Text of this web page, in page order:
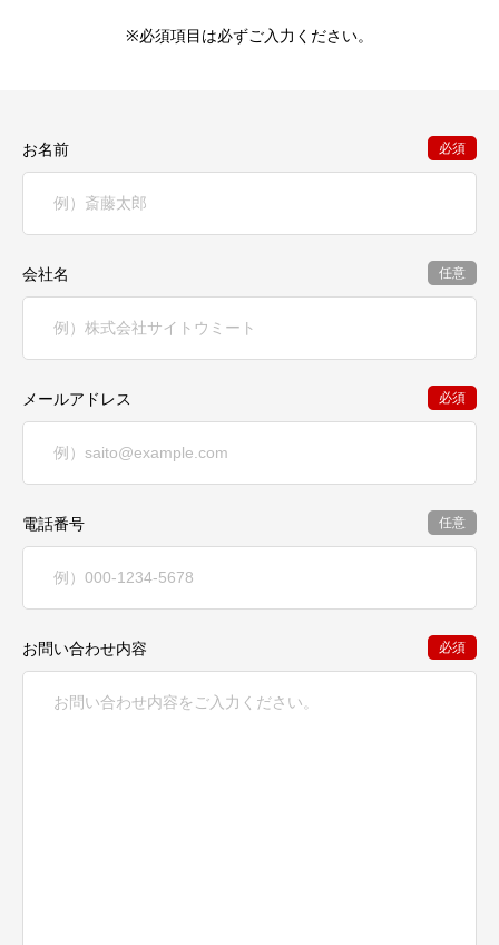
※必須項目は必ずご入力ください。
お名前 必須
会社名 任意
メールアドレス 必須
電話番号 任意
お問い合わせ内容 必須